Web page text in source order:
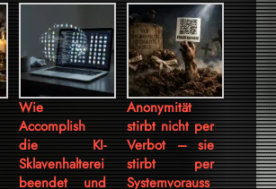
Wie
Accomplish
die KI-
Sklavenhalterei
beendet und
Anonymität
stirbt nicht per
Verbot – sie
stirbt per
Systemvorauss